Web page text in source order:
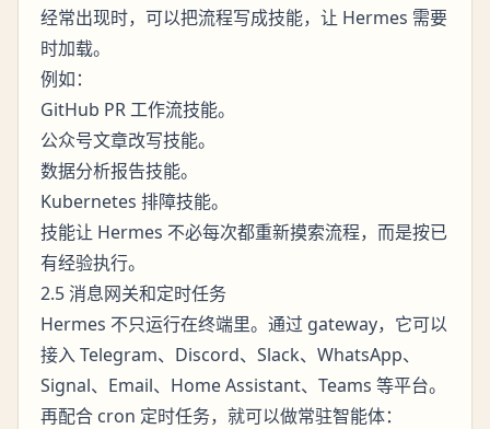
经常出现时，可以把流程写成技能，让 Hermes 需要
时加载。
例如：
GitHub PR 工作流技能。
公众号文章改写技能。
数据分析报告技能。
Kubernetes 排障技能。
技能让 Hermes 不必每次都重新摸索流程，而是按已
有经验执行。
2.5 消息网关和定时任务
Hermes 不只运行在终端里。通过 gateway，它可以
接入 Telegram、Discord、Slack、WhatsApp、
Signal、Email、Home Assistant、Teams 等平台。
再配合 cron 定时任务，就可以做常驻智能体：